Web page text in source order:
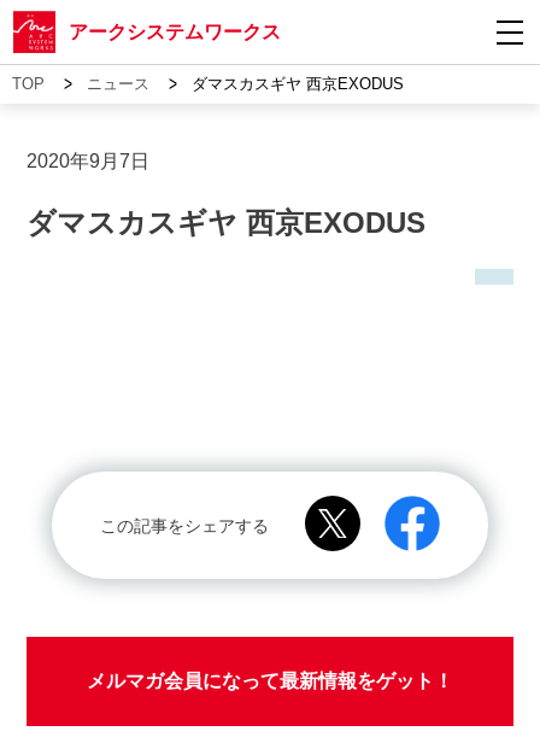
アークシステムワークス
TOP > ニュース > ダマスカスギヤ 西京EXODUS
2020年9月7日
ダマスカスギヤ 西京EXODUS
この記事をシェアする
メルマガ会員になって最新情報をゲット！